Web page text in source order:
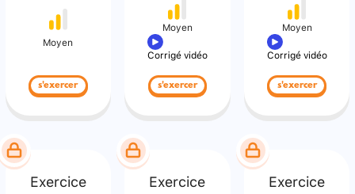
Moyen
s'exercer
Moyen
Corrigé vidéo
s'exercer
Moyen
Corrigé vidéo
s'exercer
Exercice Exercice Exercice